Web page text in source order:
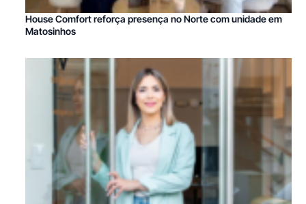
House Comfort reforça presença no Norte com unidade em
Matosinhos